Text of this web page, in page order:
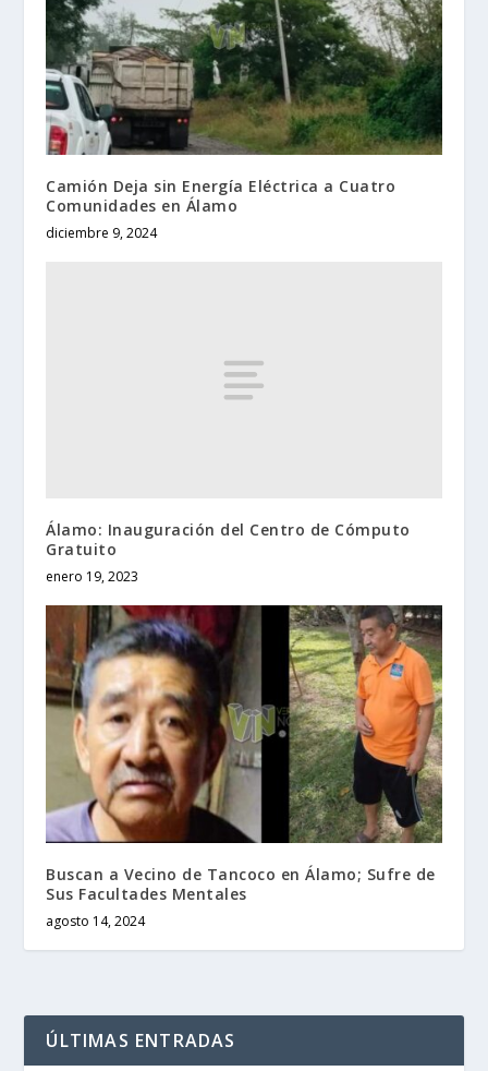
Camión Deja sin Energía Eléctrica a Cuatro
Comunidades en Álamo
diciembre 9, 2024
Álamo: Inauguración del Centro de Cómputo
Gratuito
enero 19, 2023
Buscan a Vecino de Tancoco en Álamo; Sufre de
Sus Facultades Mentales
agosto 14, 2024
ÚLTIMAS ENTRADAS